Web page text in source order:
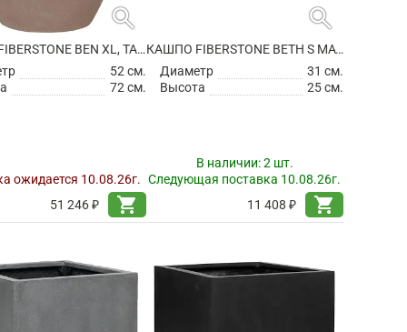
search
КАШПО FIBERSTONE BEN XL, TAUPE
52 см.
72 см.
ожидается 10.08.26г.
51 246 ₽
shopping_cart
search
КАШПО FIBERSTONE BETH S MATT BLACK
Диаметр
31 см.
Высота
25 см.
В наличии:2 шт.
Следующая поставка 10.08.26г.
11 408 ₽
shopping_cart